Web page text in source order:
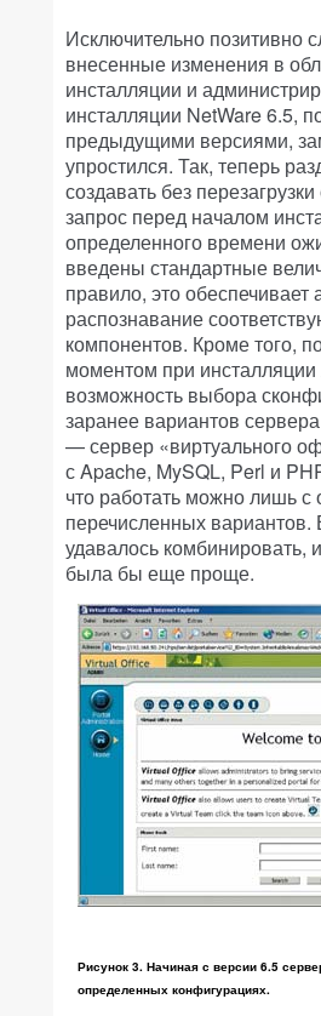
Исключительно позитивно
внесенные изменения в
инсталляции и
инсталляции NetWare 6.5,
предыдущими версиями,
упростился. Так, теперь
создавать без
запрос перед началом
определенного времени
введены стандартные
правило, это обеспечивает
распознавание
компонентов. Кроме того,
моментом при инсталляции
возможность выбора
заранее вариантов
— сервер «виртуального
с Apache, MySQL, Perl и
что работать можно лишь с
перечисленных
удавалось комбинировать,
была бы еще проще.
Рисунок 3. Начиная с версии 6.5
определенных конфигурациях.